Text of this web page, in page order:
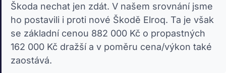
Škoda nechat jen zdát. V našem srovnání jsme
ho postavili i proti nové Škodě Elroq. Ta je však
se základní cenou 882 000 Kč o propastných
162 000 Kč dražší a v poměru cena/výkon také
zaostává.